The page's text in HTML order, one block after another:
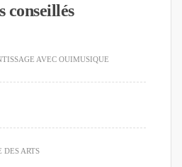
conseillés
AVEC OUIMUSIQUE
DES ARTS